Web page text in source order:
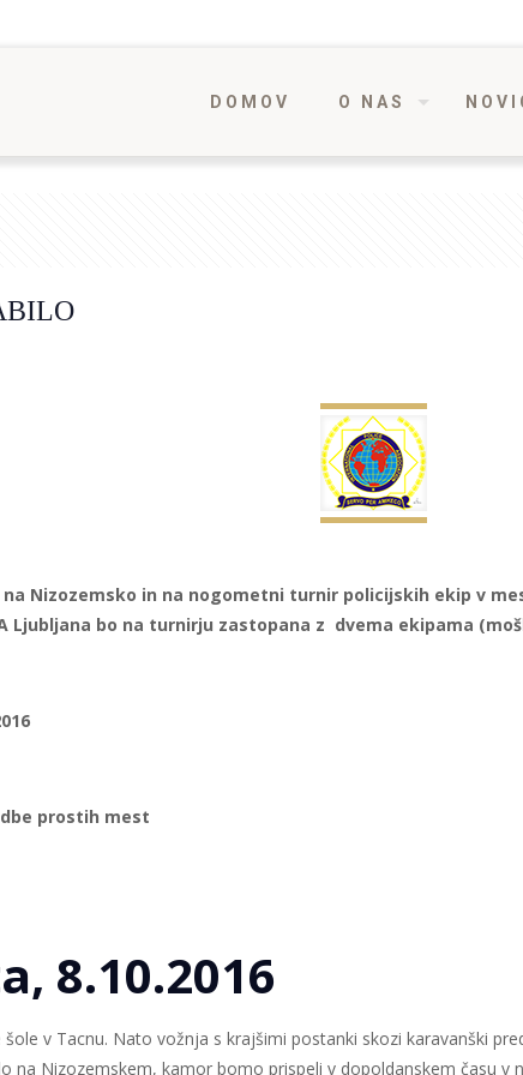
DOMOV O NAS
na Nizozemsko in na nogometni turnir policijskih ekip v
Ljubljana bo na turnirju zastopana z dvema ekipama
mest
8.10.2016
v Tacnu. Nato vožnja s krajšimi postanki skozi karavanški
na Nizozemskem, kamor bomo prispeli v dopoldanskem času v